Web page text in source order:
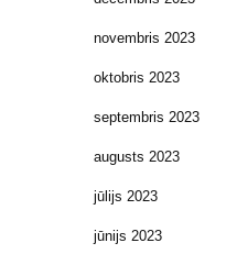
novembris 2023
oktobris 2023
septembris 2023
augusts 2023
jūlijs 2023
jūnijs 2023